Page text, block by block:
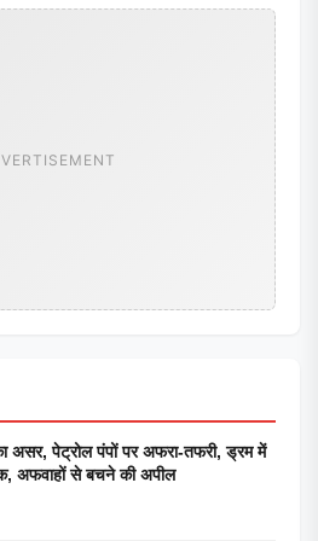
असर, पेट्रोल पंपों पर अफरा-तफरी, ड्रम में
अफवाहों से बचने की अपील